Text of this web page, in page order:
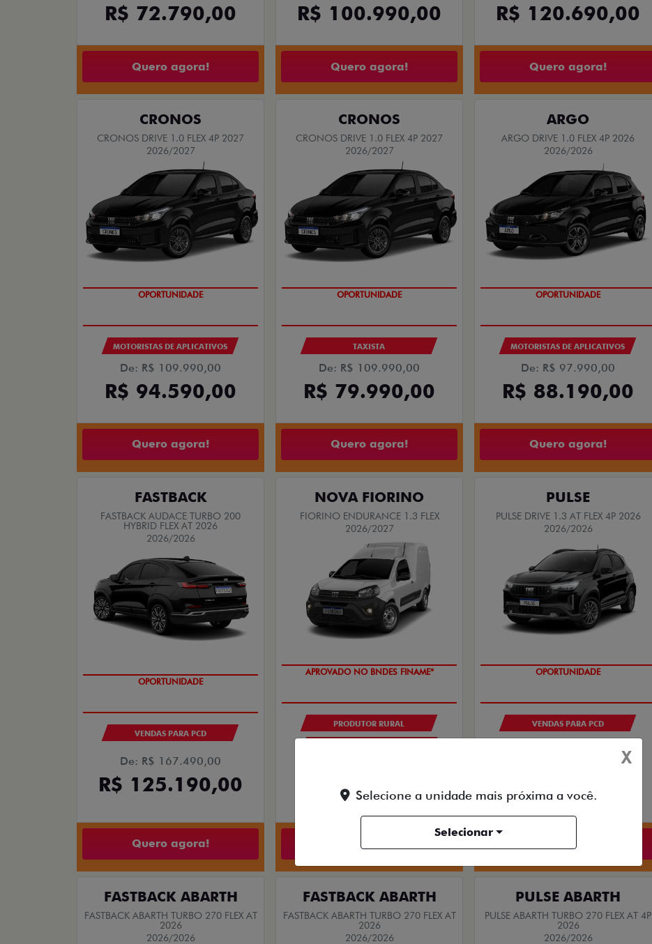
R$ 72.790,00
Quero agora!
R$ 100.990,00
Quero agora!
R$ 120.690,00
Quero agora!
CRONOS
CRONOS DRIVE 1.0 FLEX 4P 2027
2026/2027
OPORTUNIDADE
MOTORISTAS DE APLICATIVOS
De: R$ 109.990,00
R$ 94.590,00
Quero agora!
CRONOS
CRONOS DRIVE 1.0 FLEX 4P 2027
2026/2027
OPORTUNIDADE
TAXISTA
De: R$ 109.990,00
R$ 79.990,00
Quero agora!
ARGO
ARGO DRIVE 1.0 FLEX 4P 2026
2026/2026
OPORTUNIDADE
MOTORISTAS DE APLICATIVOS
De: R$ 97.990,00
R$ 88.190,00
Quero agora!
FASTBACK
FASTBACK AUDACE TURBO 200
HYBRID FLEX AT 2026
2026/2026
OPORTUNIDADE
VENDAS PARA PCD
De: R$ 167.490,00
R$ 125.190,00
Quero agora!
NOVA FIORINO
FIORINO ENDURANCE 1.3 FLEX
2026/2027
APROVADO NO BNDES FINAME*
PRODUTOR RURAL
R$ 105.790,00
Quero agora!
PULSE
PULSE DRIVE 1.3 AT FLEX 4P 2026
2026/2026
OPORTUNIDADE
VENDAS PARA PCD
Quero agora!
FASTBACK ABARTH
FASTBACK ABARTH TURBO 270 FLEX AT
2026
2026/2026
FASTBACK ABARTH
FASTBACK ABARTH TURBO 270 FLEX AT
2026
2026/2026
PULSE ABARTH
PULSE ABARTH TURBO 270 FLEX AT 4P
2026
2026/2026
X
Selecione a unidade mais próxima a você.
Selecionar